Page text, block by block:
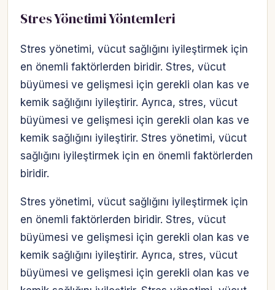
Stres Yönetimi Yöntemleri
Stres yönetimi, vücut sağlığını iyileştirmek için
en önemli faktörlerden biridir. Stres, vücut
büyümesi ve gelişmesi için gerekli olan kas ve
kemik sağlığını iyileştirir. Ayrıca, stres, vücut
büyümesi ve gelişmesi için gerekli olan kas ve
kemik sağlığını iyileştirir. Stres yönetimi, vücut
sağlığını iyileştirmek için en önemli faktörlerden
biridir.
Stres yönetimi, vücut sağlığını iyileştirmek için
en önemli faktörlerden biridir. Stres, vücut
büyümesi ve gelişmesi için gerekli olan kas ve
kemik sağlığını iyileştirir. Ayrıca, stres, vücut
büyümesi ve gelişmesi için gerekli olan kas ve